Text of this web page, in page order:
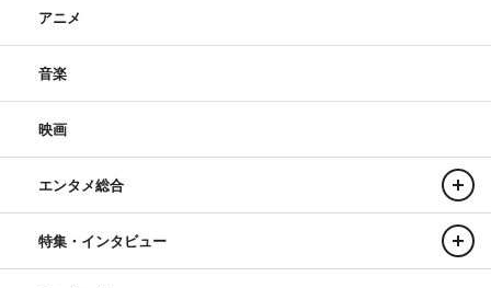
アニメ
音楽
映画
エンタメ総合
特集・インタビュー